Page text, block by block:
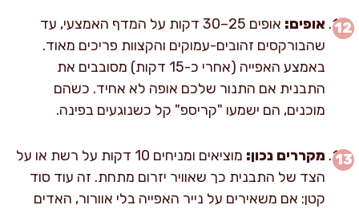
אופים:
אופים 25–30 דקות על המדף האמצעי, עד
שהבורקסים זהובים-עמוקים והקצוות פריכים מאוד.
באמצע האפייה (אחרי כ-15 דקות) מסובבים את
התבנית אם התנור שלכם אופה לא אחיד. כשהם
מוכנים, הם ישמעו "קריספ" קל כשנוגעים בפינה.
מקררים נכון:
מוציאים ומניחים 10 דקות על רשת או על
הצד של התבנית כך שאוויר יזרום מתחת. זה עוד סוד
קטן: אם משאירים על נייר האפייה בלי אוורור, האדים